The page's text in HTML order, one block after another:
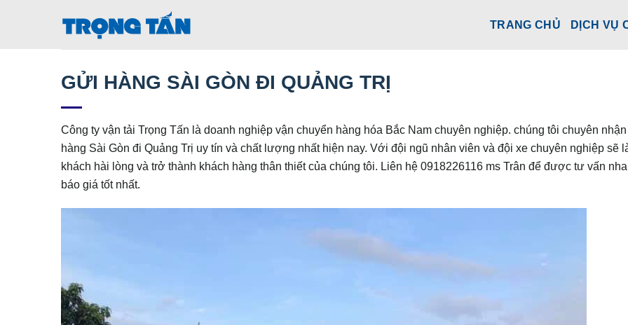
TRANG CHỦ DỊCH VỤ
GỬI HÀNG SÀI GÒN ĐI QUẢNG TRỊ
Công ty vận tải Trọng Tấn là doanh nghiệp vận chuyển hàng hóa Bắc Nam chuyên nghiệp. chúng tôi chuyên
hàng Sài Gòn đi Quảng Trị uy tín và chất lượng nhất hiện nay. Với đội ngũ nhân viên và đội xe chuyên nghiệp sẽ
khách hài lòng và trở thành khách hàng thân thiết của chúng tôi. Liên hệ 0918226116 ms Trân để được tư vấn
báo giá tốt nhất.